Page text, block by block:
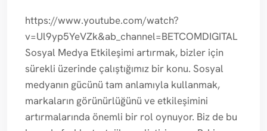
https://www.youtube.com/watch?
v=Ul9yp5YeVZk&ab_channel=BETCOMDIGITAL
Sosyal Medya Etkileşimi artırmak, bizler için
sürekli üzerinde çalıştığımız bir konu. Sosyal
medyanın gücünü tam anlamıyla kullanmak,
markaların görünürlüğünü ve etkileşimini
artırmalarında önemli bir rol oynuyor. Biz de bu